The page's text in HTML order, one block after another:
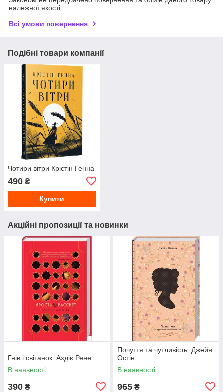
належної якості
Всі умови повернення
Подібні товари компанії
Чотири вітри Крістін Генна
490 ₴
Купити
Акційні пропозиції та новинки
Гнів і світанок. Ахдіє Рене
В наявності
390 ₴
Почуття та чутливість. Джейн
Остін
В наявності
965 ₴